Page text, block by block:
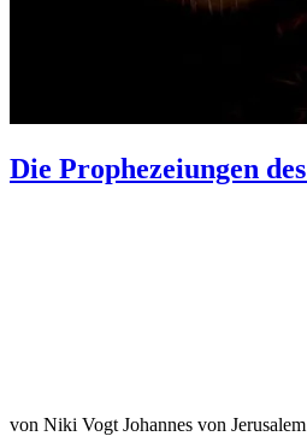
Die Prophezeiungen
von Niki Vogt Johannes von